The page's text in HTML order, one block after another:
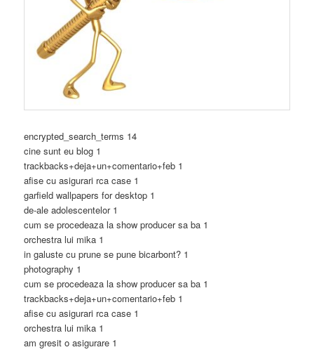
encrypted_search_terms 14
cine sunt eu blog 1
trackbacks+deja+un+comentario+feb 1
afise cu asigurari rca case 1
garfield wallpapers for desktop 1
de-ale adolescentelor 1
cum se procedeaza la show producer sa ba 1
orchestra lui mika 1
in galuste cu prune se pune bicarbont? 1
photography 1
cum se procedeaza la show producer sa ba 1
trackbacks+deja+un+comentario+feb 1
afise cu asigurari rca case 1
orchestra lui mika 1
am gresit o asigurare 1